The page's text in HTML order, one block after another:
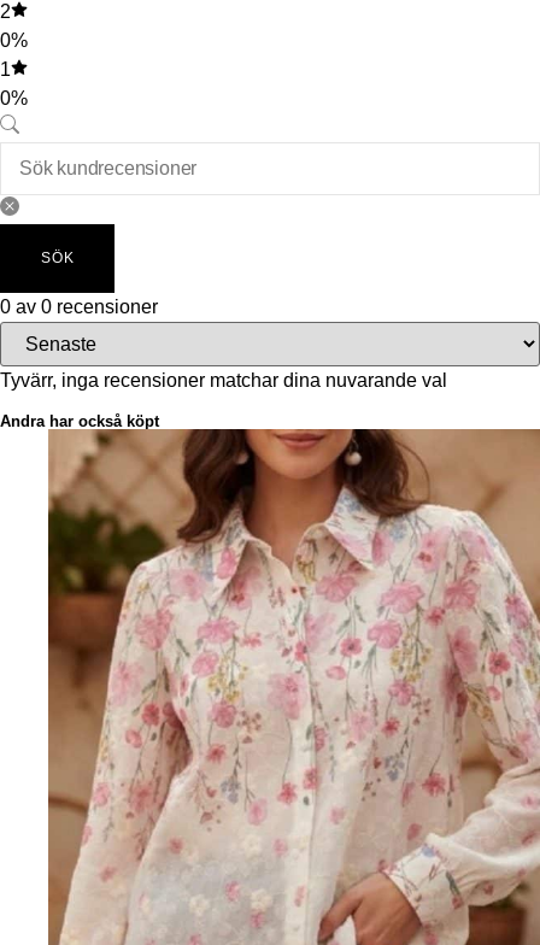
2
0%
1
0%
SÖK
0 av 0 recensioner
Tyvärr, inga recensioner matchar dina nuvarande val
Andra har också köpt